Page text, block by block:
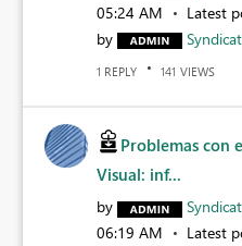
05:24 AM
Latest
by
1 REPLY 141 VIEWS
Problemas con
Visual: inf...
by
06:19 AM
Latest